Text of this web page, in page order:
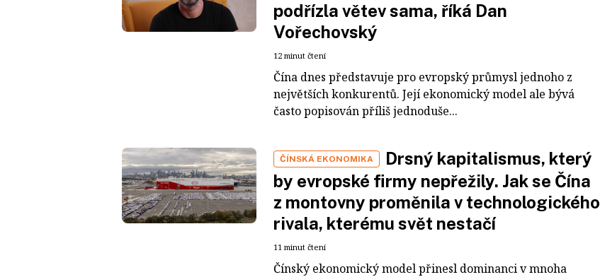
podřízla větev sama, říká Dan
Vořechovský
12 minut čtení
Čína dnes představuje pro evropský průmysl jednoho z
největších konkurentů. Její ekonomický model ale bývá
často popisován příliš jednoduše...
ČÍNSKÁ EKONOMIKA
Drsný kapitalismus, který
by evropské firmy nepřežily. Jak se Čína
z montovny proměnila v technologického
rivala, kterému svět nestačí
11 minut čtení
Čínský ekonomický model přinesl dominanci v mnoha